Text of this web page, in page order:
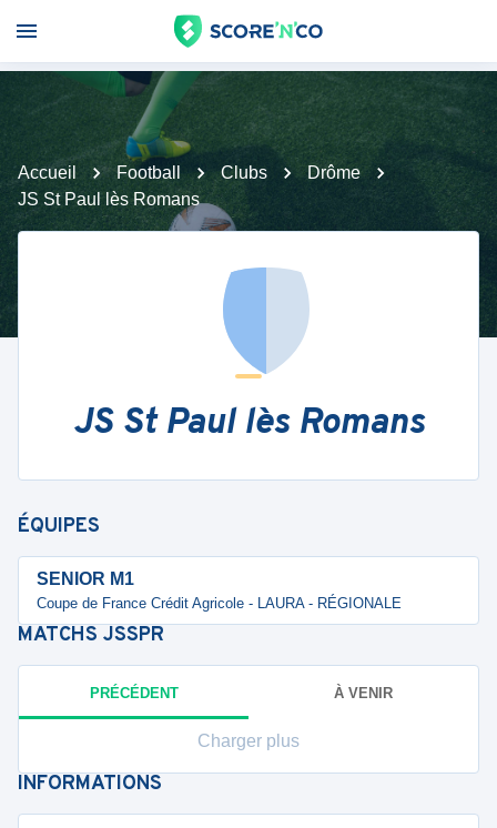
Accueil Football Clubs
Drôme
JS St Paul lès Romans
JS St Paul lès Romans
ÉQUIPES
SENIOR M1
Coupe de France Crédit Agricole - LAURA - RÉGIONALE
MATCHS JSSPR
PRÉCÉDENT À VENIR
Charger plus
INFORMATIONS